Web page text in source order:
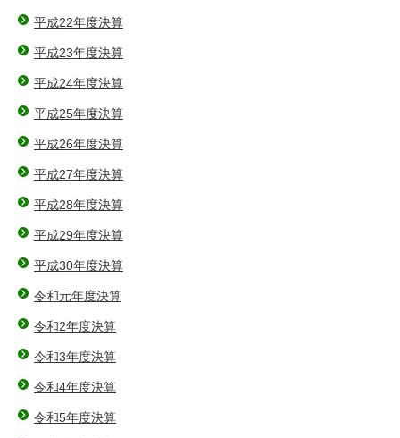
平成22年度決算
平成23年度決算
平成24年度決算
平成25年度決算
平成26年度決算
平成27年度決算
平成28年度決算
平成29年度決算
平成30年度決算
令和元年度決算
令和2年度決算
令和3年度決算
令和4年度決算
令和5年度決算